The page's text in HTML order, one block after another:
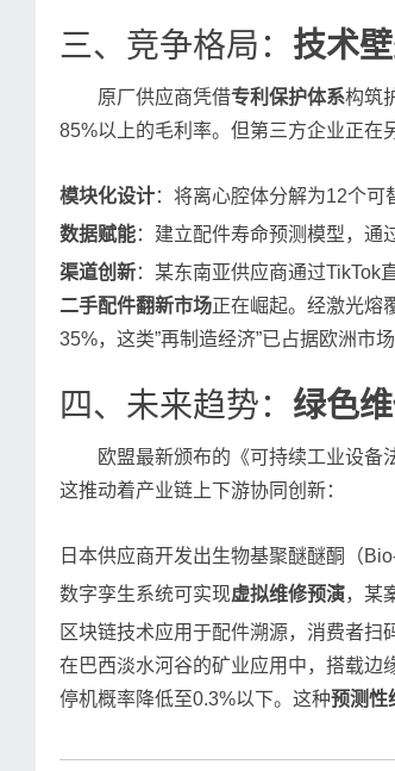
三、竞争格局： 技术
原厂供应商凭借专利保护体系构筑
85%以上的毛利率。但第三方企业正在
模块化设计：将离心腔体分解为12个
数据赋能：建立配件寿命预测模型，通
渠道创新：某东南亚供应商通过TikTok
二手配件翻新市场正在崛起。经激光熔
35%，这类”再制造经济”已占据欧洲市
四、未来趋势： 绿色
欧盟最新颁布的《可持续工业设备
这推动着产业链上下游协同创新：
日本供应商开发出生物基聚醚醚酮（
数字孪生系统可实现虚拟维修预演，某
区块链技术应用于配件溯源，消费者
在巴西淡水河谷的矿业应用中，搭载边
停机概率降低至0.3%以下。这种预测性